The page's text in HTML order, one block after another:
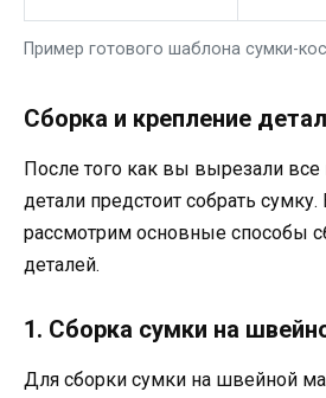
Пример готового шаблона сумки-
Сборка и крепление
После того как вы вырезали
детали предстоит собрать
рассмотрим основные способы
деталей.
1. Сборка сумки на
Для сборки сумки на швейной